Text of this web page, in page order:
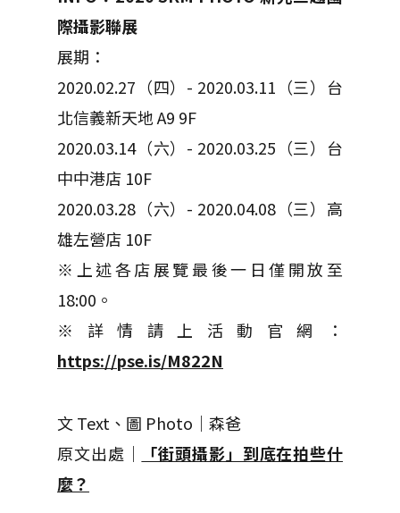
際攝影聯展
展期：
2020.02.27（四）- 2020.03.11（三）台
北信義新天地 A9 9F
2020.03.14（六）- 2020.03.25（三）台
中中港店 10F
2020.03.28（六）- 2020.04.08（三）高
雄左營店 10F
※上述各店展覽最後一日僅開放至
18:00。
※詳情請上活動官網：
https://pse.is/M822N
文 Text、圖 Photo｜森爸
原文出處｜
「街頭攝影」到底在拍些什
麼？